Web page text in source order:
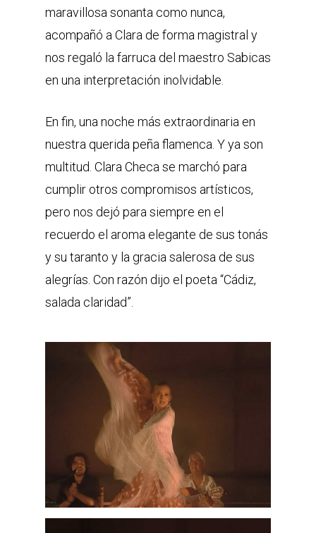
maravillosa sonanta como nunca,
acompañó a Clara de forma magistral y
nos regaló la farruca del maestro Sabicas
en una interpretación inolvidable.
En fin, una noche más extraordinaria en
nuestra querida peña flamenca. Y ya son
multitud. Clara Checa se marchó para
cumplir otros compromisos artísticos,
pero nos dejó para siempre en el
recuerdo el aroma elegante de sus tonás
y su taranto y la gracia salerosa de sus
alegrías. Con razón dijo el poeta “Cádiz,
salada claridad”.